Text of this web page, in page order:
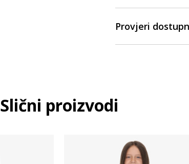
Provjeri
Slični proizvodi